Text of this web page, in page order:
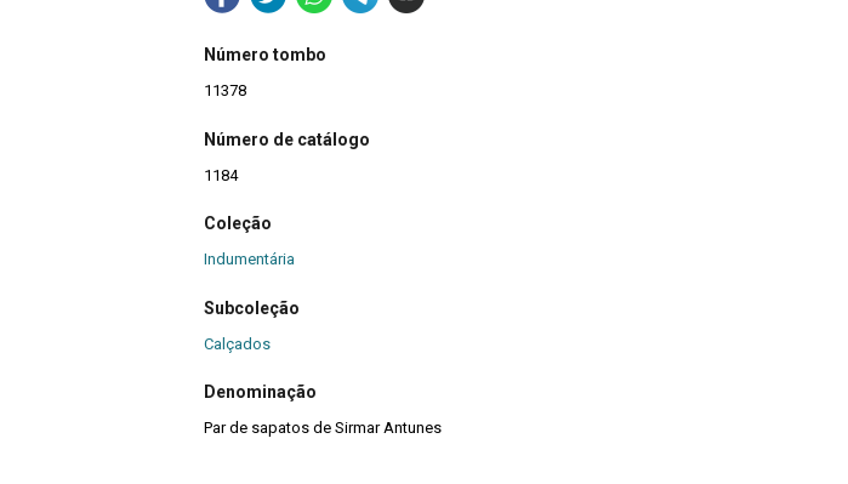
Número tombo
11378
Número de catálogo
1184
Coleção
Indumentária
Subcoleção
Calçados
Denominação
Par de sapatos de Sirmar Antunes